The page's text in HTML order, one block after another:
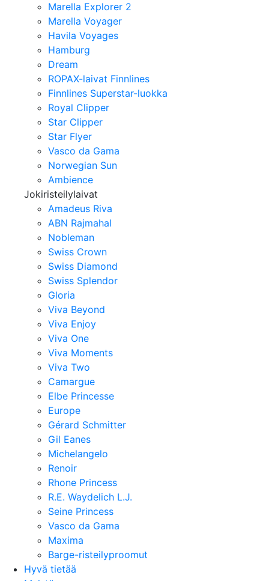
Marella Explorer 2
Marella Voyager
Havila Voyages
Hamburg
Dream
ROPAX-laivat Finnlines
Finnlines Superstar-luokka
Royal Clipper
Star Clipper
Star Flyer
Vasco da Gama
Norwegian Sun
Ambience
Jokiristeilylaivat
Amadeus Riva
ABN Rajmahal
Nobleman
Swiss Crown
Swiss Diamond
Swiss Splendor
Gloria
Viva Beyond
Viva Enjoy
Viva One
Viva Moments
Viva Two
Camargue
Elbe Princesse
Europe
Gérard Schmitter
Gil Eanes
Michelangelo
Renoir
Rhone Princess
R.E. Waydelich L.J.
Seine Princess
Vasco da Gama
Maxima
Barge-risteilyproomut
Hyvä tietää